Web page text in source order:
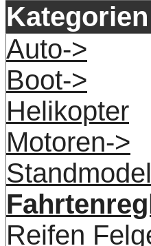
Kategorien
Auto->
Boot->
Helikopter
Motoren->
Reifen